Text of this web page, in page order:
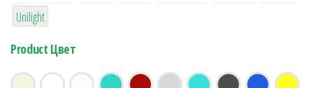
1
Unilight
Product Цвет